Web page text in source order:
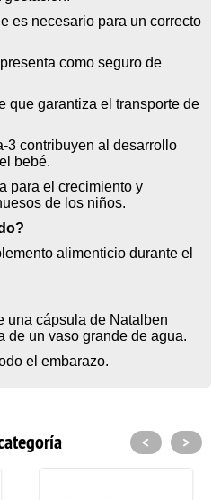
es necesario para un correcto
como seguro de
que garantiza el transporte de
3 contribuyen al desarrollo
bebé.
para el crecimiento y
de los niños.
alimenticio durante el
una cápsula de Natalben
de un vaso grande de agua.
el embarazo.
< >